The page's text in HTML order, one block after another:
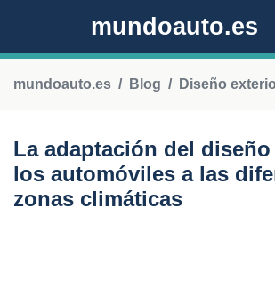
mundoauto.es
mundoauto.es Blog Diseño
La adaptación del
los automóviles a las
zonas climáticas